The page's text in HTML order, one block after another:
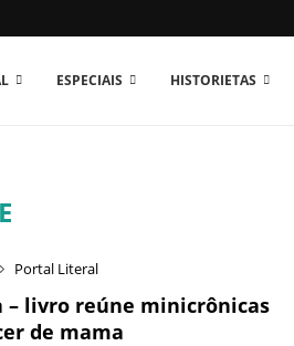
ESPECIAIS HISTORIETAS
Portal Literal
– livro reúne minicrônicas
de mama